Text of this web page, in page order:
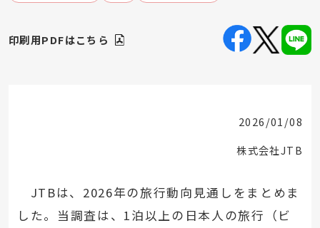
印刷用PDFはこちら
2026/01/08
株式会社JTB
JTBは、2026年の旅行動向見通しをまとめま
した。当調査は、1泊以上の日本人の旅行（ビ